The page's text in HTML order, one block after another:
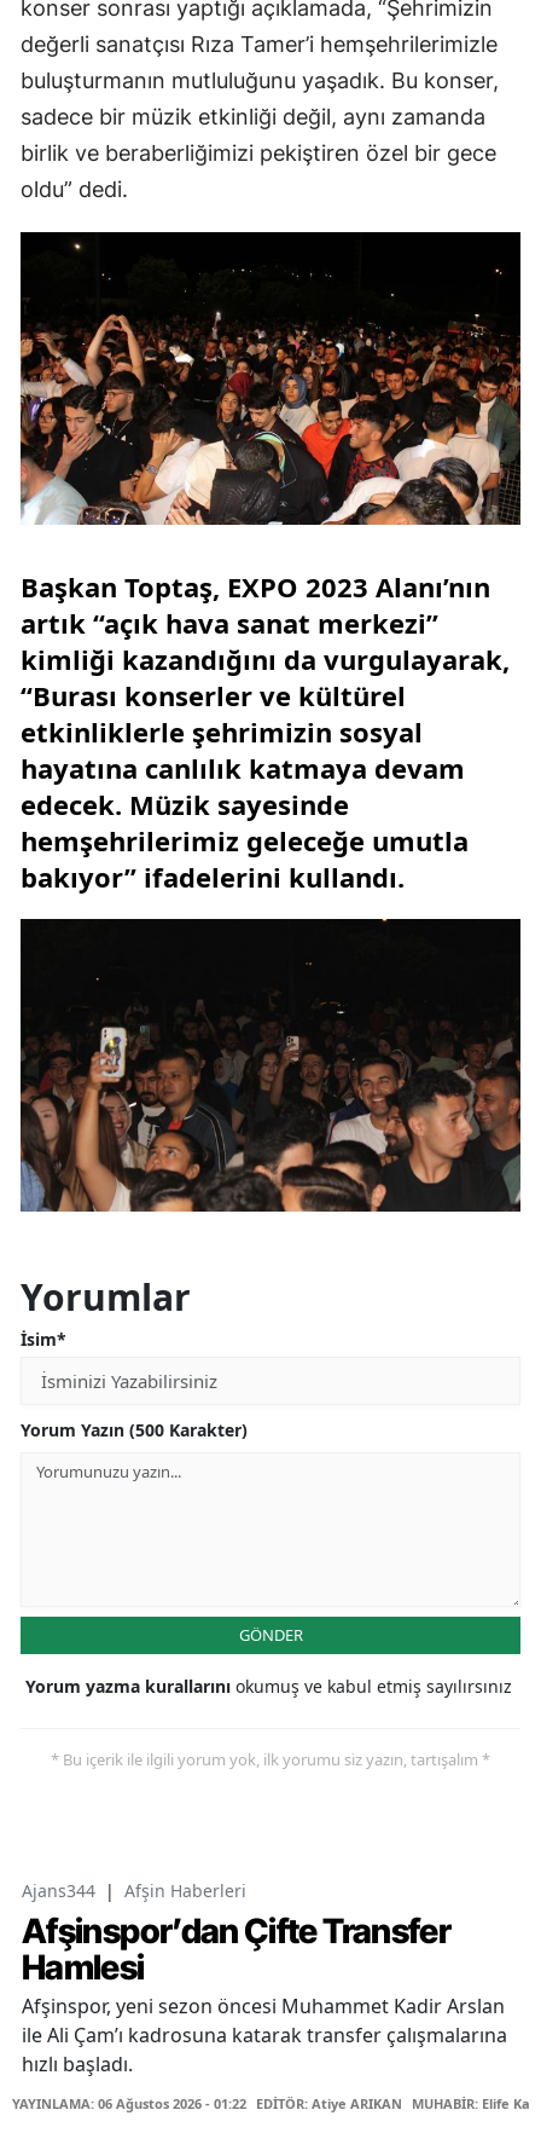
konser sonrası yaptığı açıklamada, “Şehrimizin
değerli sanatçısı Rıza Tamer’i hemşehrilerimizle
buluşturmanın mutluluğunu yaşadık. Bu konser,
sadece bir müzik etkinliği değil, aynı zamanda
birlik ve beraberliğimizi pekiştiren özel bir gece
oldu” dedi.
Başkan Toptaş, EXPO 2023 Alanı’nın
artık “açık hava sanat merkezi”
kimliği kazandığını da vurgulayarak,
“Burası konserler ve kültürel
etkinliklerle şehrimizin sosyal
hayatına canlılık katmaya devam
edecek. Müzik sayesinde
hemşehrilerimiz geleceğe umutla
bakıyor” ifadelerini kullandı.
Yorumlar
İsim*
Yorum Yazın (500 Karakter)
GÖNDER
Yorum yazma kurallarını okumuş ve kabul etmiş sayılırsınız
* Bu içerik ile ilgili yorum yok, ilk yorumu siz yazın, tartışalım *
Ajans344 | Afşin Haberleri
Afşinspor’dan Çifte Transfer
Hamlesi
Afşinspor, yeni sezon öncesi Muhammet Kadir Arslan
ile Ali Çam’ı kadrosuna katarak transfer çalışmalarına
hızlı başladı.
YAYINLAMA: 06 Ağustos 2026 - 01:22 EDİTÖR: Atiye ARIKAN MUHABİR: Elife